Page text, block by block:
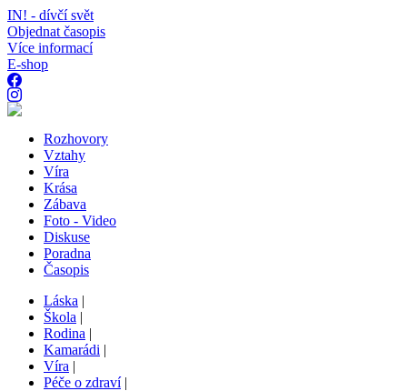
IN! - dívčí svět
Objednat časopis
Více informací
E-shop
Rozhovory
Vztahy
Víra
Krása
Zábava
Foto - Video
Diskuse
Poradna
Časopis
Láska |
Škola |
Rodina |
Kamarádi |
Víra |
Péče o zdraví|